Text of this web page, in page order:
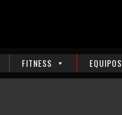
FITNESS EQUIPOS